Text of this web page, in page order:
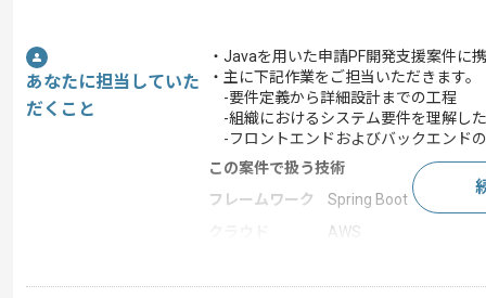
あなたに担当していた
だくこと
・Javaを用いた申請PF開発支援案件に
・主に下記作業をご担当いただきます。
-要件定義から詳細設計までの工程
-組織におけるシステム要件を理解し
-フロントエンドおよびバックエンド
この案件で扱う技術
フレームワーク
Spring Boot
AWS